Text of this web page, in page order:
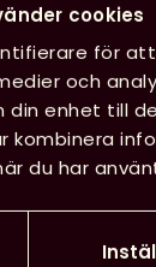
cookies
för
och
din enhet till
kombinera
du har
var
för
Jenny